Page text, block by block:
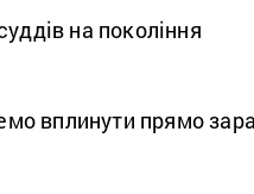
на покоління
вплинути прямо